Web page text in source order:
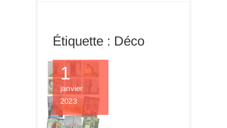
Étiquette : Déco
1
janvier
2023